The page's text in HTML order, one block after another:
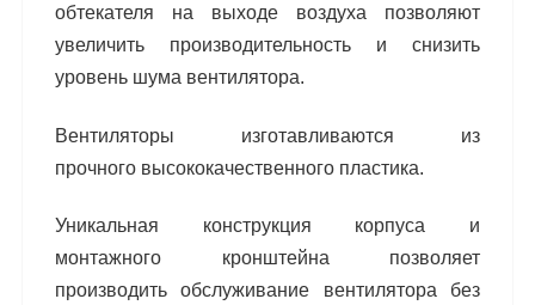
обтекателя на выходе воздуха позволяют
увеличить производительность и снизить
уровень шума вентилятора.
Вентиляторы изготавливаются из
прочного высококачественного пластика.
Уникальная конструкция корпуса и
монтажного кронштейна позволяет
производить обслуживание вентилятора без